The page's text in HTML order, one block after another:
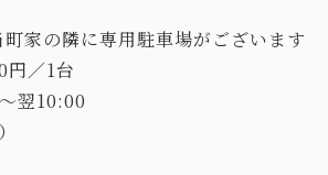
町家の隣に専用駐車場がございます
／1台
翌10:00